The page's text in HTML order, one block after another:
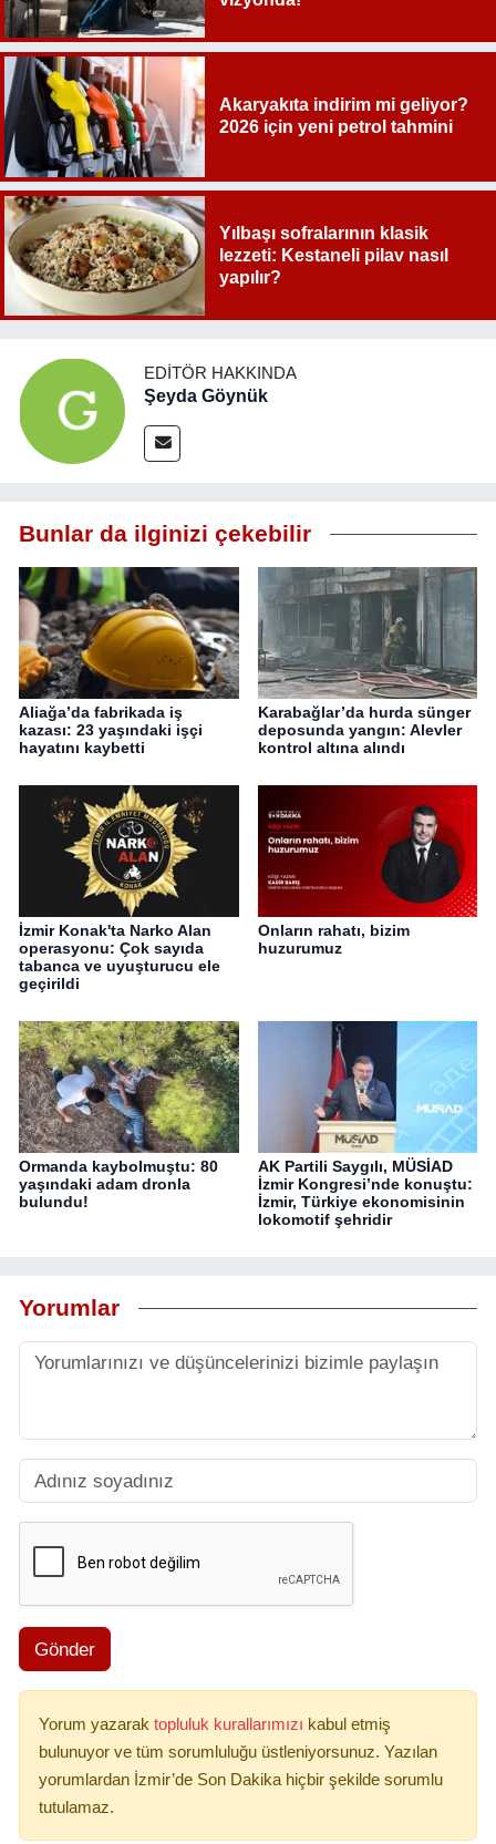
Akaryakıta indirim mi geliyor?
2026 için yeni petrol tahmini
Yılbaşı sofralarının klasik
lezzeti: Kestaneli pilav nasıl
yapılır?
EDITÖR HAKKINDA
Şeyda Göynük
Bunlar da ilginizi çekebilir
Aliağa’da fabrikada iş
kazası: 23 yaşındaki işçi
hayatını kaybetti
Karabağlar’da hurda sünger
deposunda yangın: Alevler
kontrol altına alındı
İzmir Konak'ta Narko Alan
operasyonu: Çok sayıda
tabanca ve uyuşturucu ele
geçirildi
Onların rahatı, bizim
huzurumuz
Ormanda kaybolmuştu: 80
yaşındaki adam dronla
bulundu!
AK Partili Saygılı, MÜSİAD
İzmir Kongresi’nde konuştu:
İzmir, Türkiye ekonomisinin
lokomotif şehridir
Yorumlar
Gönder
Yorum yazarak topluluk kurallarımızı kabul etmiş
bulunuyor ve tüm sorumluluğu üstleniyorsunuz. Yazılan
yorumlardan İzmir’de Son Dakika hiçbir şekilde sorumlu
tutulamaz.